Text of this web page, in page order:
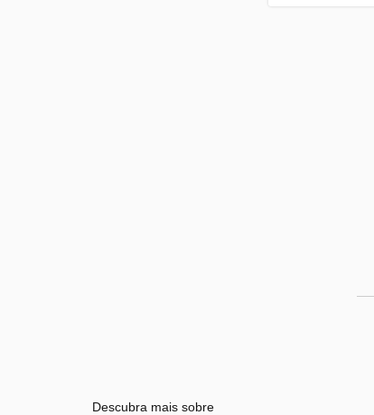
Descubra mais sobre